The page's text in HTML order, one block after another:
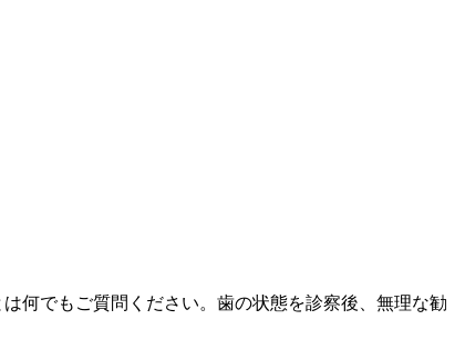
何でもご質問ください。歯の状態を診察後、無理な勧